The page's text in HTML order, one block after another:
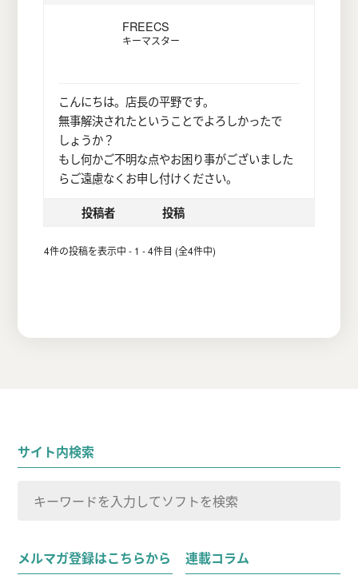
FREECS
キーマスター
こんにちは。店長の平野です。
無事解決されたということでよろしかったで
しょうか？
もし何かご不明な点やお困り事がございました
らご遠慮なくお申し付けください。
投稿者 投稿
4件の投稿を表示中 - 1 - 4件目 (全4件中)
サイト内検索
象:
メルマガ登録はこちらから
連載コラム